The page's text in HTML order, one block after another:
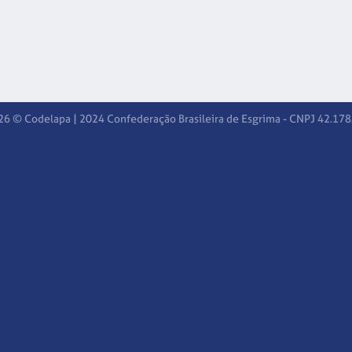
© Codelapa | 2024 Confederação Brasileira de Esgrima - CNPJ